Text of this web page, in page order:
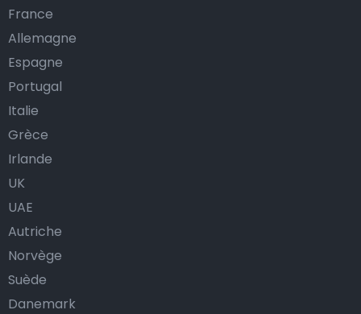
France
Allemagne
Espagne
Portugal
Italie
Grèce
Irlande
UK
UAE
Autriche
Norvège
Suède
Danemark